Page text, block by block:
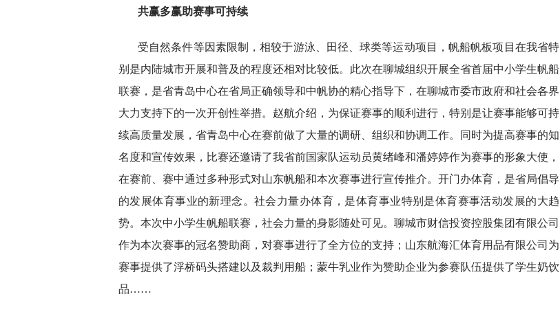
共赢多赢助赛事可持续
受自然条件等因素限制，相较于游泳、田径、球类等运动项目，帆船帆板项目在我省特
别是内陆城市开展和普及的程度还相对比较低。此次在聊城组织开展全省首届中小学生帆船
联赛，是省青岛中心在省局正确领导和中帆协的精心指导下，在聊城市委市政府和社会各界
大力支持下的一次开创性举措。赵航介绍，为保证赛事的顺利进行，特别是让赛事能够可持
续高质量发展，省青岛中心在赛前做了大量的调研、组织和协调工作。同时为提高赛事的知
名度和宣传效果，比赛还邀请了我省前国家队运动员黄绪峰和潘婷婷作为赛事的形象大使，
在赛前、赛中通过多种形式对山东帆船和本次赛事进行宣传推介。开门办体育，是省局倡导
的发展体育事业的新理念。社会力量办体育，是体育事业特别是体育赛事活动发展的大趋
势。本次中小学生帆船联赛，社会力量的身影随处可见。聊城市财信投资控股集团有限公司
作为本次赛事的冠名赞助商，对赛事进行了全方位的支持；山东航海汇体育用品有限公司为
赛事提供了浮桥码头搭建以及裁判用船；蒙牛乳业作为赞助企业为参赛队伍提供了学生奶饮
品……